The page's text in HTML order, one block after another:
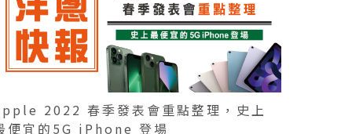
2022 春季發表會重點整理，史上
便宜的5G iPhone 登場